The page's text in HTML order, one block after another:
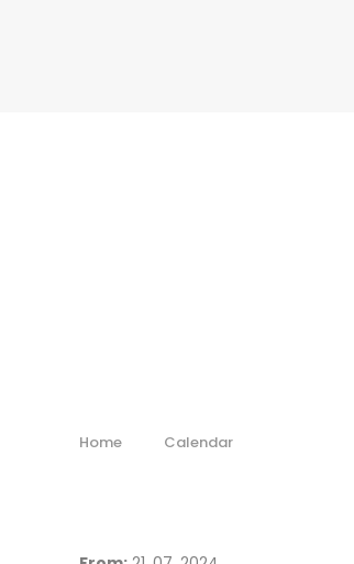
Home Calendar